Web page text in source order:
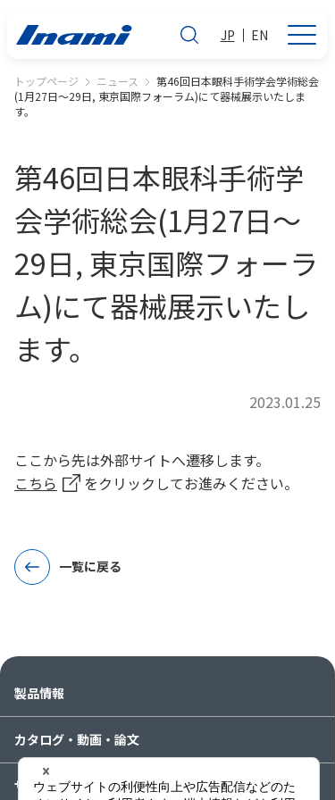
JP EN
トップページ ニュース
第46回日本眼科手術学会学術総会
(1月27日～29日, 東京国際フォーラム)にて器械展示いたしま
す。
第46回日本眼科手術学
会学術総会(1月27日～
29日, 東京国際フォーラ
ム)にて器械展示いたし
ます。
2023.01.25
ここから先は外部サイトへ遷移します。
こちら
をクリックしてお進みください。
一覧に戻る
製品情報
カタログ・動画・論文
サービス案内